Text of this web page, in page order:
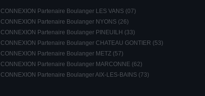
CONNEXION Partenaire Boulanger LES VANS (07)
CONNEXION Partenaire Boulanger NYONS (26)
CONNEXION Partenaire Boulanger PINEUILH (33)
CONNEXION Partenaire Boulanger CHATEAU GONTIER (53)
CONNEXION Partenaire Boulanger METZ (57)
CONNEXION Partenaire Boulanger MARCONNE (62)
CONNEXION Partenaire Boulanger AIX-LES-BAINS (73)